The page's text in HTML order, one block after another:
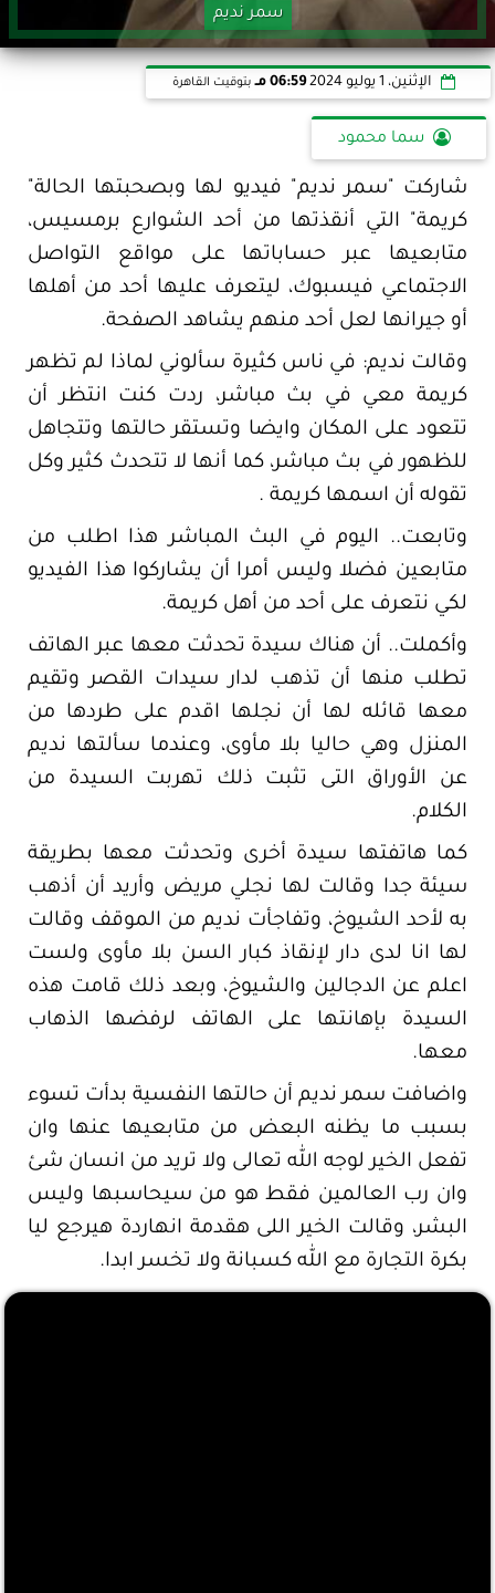
سمر نديم
الإثنين، 1 يوليو 2024 06:59 مـ بتوقيت القاهرة
سما محمود
شاركت "سمر نديم" فيديو لها وبصحبتها الحالة"
كريمة" التي أنقذتها من أحد الشوارع برمسيس،
متابعيها عبر حساباتها على مواقع التواصل
الاجتماعي فيسبوك، ليتعرف عليها أحد من أهلها
أو جيرانها لعل أحد منهم يشاهد الصفحة.
وقالت نديم: في ناس كثيرة سألوني لماذا لم تظهر
كريمة معي في بث مباشر، ردت كنت انتظر أن
تتعود على المكان وايضا وتستقر حالتها وتتجاهل
للظهور في بث مباشر، كما أنها لا تتحدث كثير وكل
تقوله أن اسمها كريمة .
وتابعت.. اليوم في البث المباشر هذا اطلب من
متابعين فضلا وليس أمرا أن يشاركوا هذا الفيديو
لكي نتعرف على أحد من أهل كريمة.
وأكملت.. أن هناك سيدة تحدثت معها عبر الهاتف
تطلب منها أن تذهب لدار سيدات القصر وتقيم
معها قائله لها أن نجلها اقدم على طردها من
المنزل وهي حاليا بلا مأوى، وعندما سألتها نديم
عن الأوراق التى تثبت ذلك تهربت السيدة من
الكلام.
كما هاتفتها سيدة أخرى وتحدثت معها بطريقة
سيئة جدا وقالت لها نجلي مريض وأريد أن أذهب
به لأحد الشيوخ، وتفاجأت نديم من الموقف وقالت
لها انا لدى دار لإنقاذ كبار السن بلا مأوى ولست
اعلم عن الدجالين والشيوخ، وبعد ذلك قامت هذه
السيدة بإهانتها على الهاتف لرفضها الذهاب
معها.
واضافت سمر نديم أن حالتها النفسية بدأت تسوء
بسبب ما يظنه البعض من متابعيها عنها وان
تفعل الخير لوجه الله تعالى ولا تريد من انسان شئ
وان رب العالمين فقط هو من سيحاسبها وليس
البشر، وقالت الخير اللى هقدمة انهاردة هيرجع ليا
بكرة التجارة مع الله كسبانة ولا تخسر ابدا.